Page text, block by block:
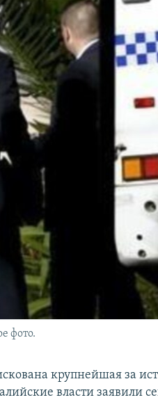
фото.
крупнейшая за
власти заявили